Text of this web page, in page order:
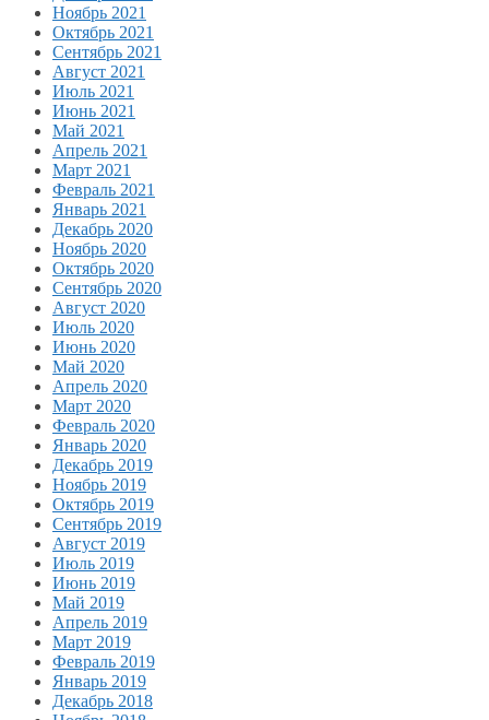
Ноябрь 2021
Октябрь 2021
Сентябрь 2021
Август 2021
Июль 2021
Июнь 2021
Май 2021
Апрель 2021
Март 2021
Февраль 2021
Январь 2021
Декабрь 2020
Ноябрь 2020
Октябрь 2020
Сентябрь 2020
Август 2020
Июль 2020
Июнь 2020
Май 2020
Апрель 2020
Март 2020
Февраль 2020
Январь 2020
Декабрь 2019
Ноябрь 2019
Октябрь 2019
Сентябрь 2019
Август 2019
Июль 2019
Июнь 2019
Май 2019
Апрель 2019
Март 2019
Февраль 2019
Январь 2019
Декабрь 2018